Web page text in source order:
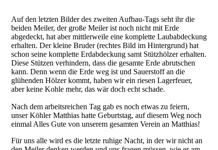
CIMG5141.JPG
Auf den letzten Bilder des zweiten Aufbau-Tags seht ihr die
beiden Meiler, der große Meiler ist noch nicht mit Erde
abgedeckt, hat aber mittlerweile eine komplette Laubabdeckung
erhalten. Der kleine Bruder (rechtes Bild im Hintergrund) hat
schon seine komplette Erdabdeckung samt Stützhölzer erhalten.
Diese Stützen verhindern, dass die gesamte Erde abrutschen
kann. Denn wenn die Erde weg ist und Sauerstoff an die
glühenden Hölzer kommt, haben wir ein riesen Lagerfeuer,
aber keine Kohle mehr, das wär doch echt schade.
CIMG5142.JPG
Nach dem arbeitsreichen Tag gab es noch etwas zu feiern,
unser Köhler Matthias hatte Geburtstag, auf diesem Weg noch
einmal Alles Gute von unserem gesamten Verein an Matthias!
Für uns alle wird es die letzte ruhige Nacht, in der wir nicht an